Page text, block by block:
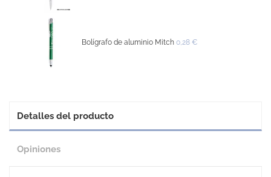
Bolígrafo de aluminio Mitch 0,28 €
Detalles del producto
Opiniones